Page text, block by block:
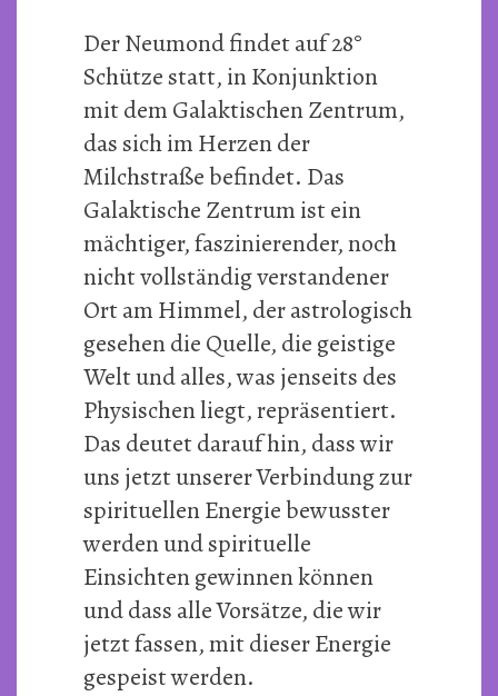
Der Neumond findet auf 28°
Schütze statt, in Konjunktion
mit dem Galaktischen Zentrum,
das sich im Herzen der
Milchstraße befindet. Das
Galaktische Zentrum ist ein
mächtiger, faszinierender, noch
nicht vollständig verstandener
Ort am Himmel, der astrologisch
gesehen die Quelle, die geistige
Welt und alles, was jenseits des
Physischen liegt, repräsentiert.
Das deutet darauf hin, dass wir
uns jetzt unserer Verbindung zur
spirituellen Energie bewusster
werden und spirituelle
Einsichten gewinnen können
und dass alle Vorsätze, die wir
jetzt fassen, mit dieser Energie
gespeist werden.